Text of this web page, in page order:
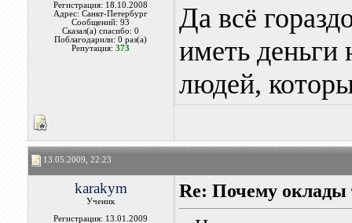
Регистрация: 18.10.2008
Адрес: Санкт-Петербург
Сообщений: 93
Сказал(а) спасибо: 0
Поблагодарили: 0 раз(а)
Репутация:373
Да всё
иметь
людей,
13.05.2009, 22:23
karakym
Ученик
Регистрация: 13.01.2009
Re: Почему оклады